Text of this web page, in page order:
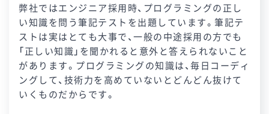
弊社ではエンジニア採用時、プログラミングの正し
い知識を問う筆記テストを出題しています。筆記テ
ストは実はとても大事で、一般の中途採用の方でも
「正しい知識」を聞かれると意外と答えられないこと
があります。プログラミングの知識は、毎日コーディ
ングして、技術力を高めていないとどんどん抜けて
いくものだからです。